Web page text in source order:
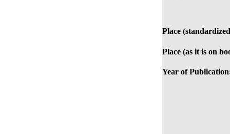
Place
Place (as it is on
Year of